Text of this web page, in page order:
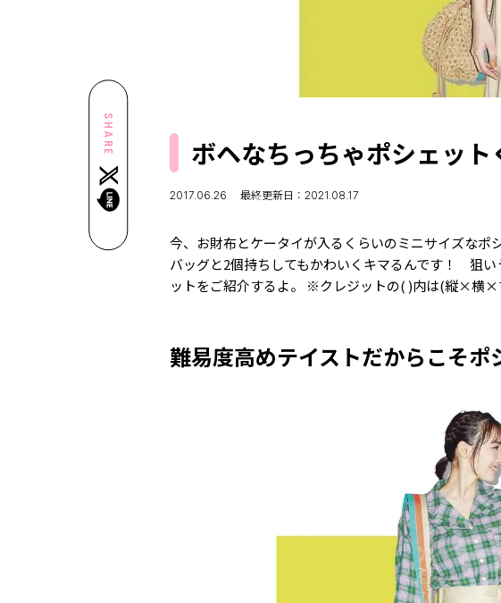
SHARE ボヘなちっちゃポシェッ
2017.06.26 最終更新日：2021.08.17
今、お財布とケータイが入るくらいのミニサイズな
バッグと2個持ちしてもかわいくキマるんです！ 狙
ットをご紹介するよ。 ※クレジットの( )内は(縦×横×
難易度高めテイストだからこそ